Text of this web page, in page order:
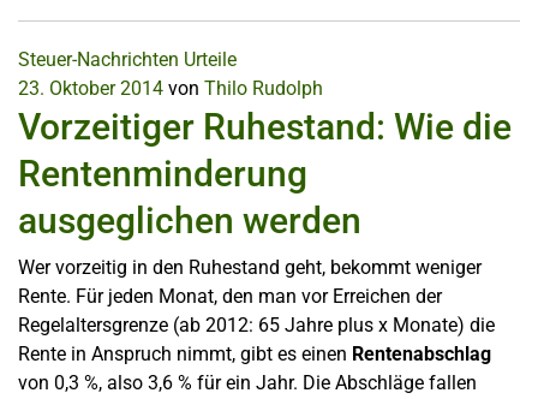
Steuer-Nachrichten Urteile
23. Oktober 2014 von Thilo Rudolph
Vorzeitiger Ruhestand: Wie die
Rentenminderung
ausgeglichen werden
Wer vorzeitig in den Ruhestand geht, bekommt weniger
Rente. Für jeden Monat, den man vor Erreichen der
Regelaltersgrenze (ab 2012: 65 Jahre plus x Monate) die
Rente in Anspruch nimmt, gibt es einen Rentenabschlag
von 0,3 %, also 3,6 % für ein Jahr. Die Abschläge fallen